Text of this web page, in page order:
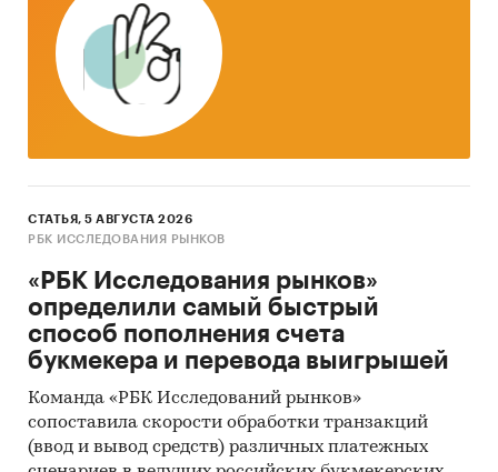
СТАТЬЯ, 5 АВГУСТА 2026
РБК ИССЛЕДОВАНИЯ РЫНКОВ
«РБК Исследования рынков»
определили самый быстрый
способ пополнения счета
букмекера и перевода выигрышей
Команда «РБК Исследований рынков»
сопоставила скорости обработки транзакций
(ввод и вывод средств) различных платежных